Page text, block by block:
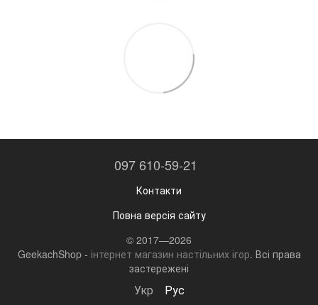
097 610-59-21
Контакти
Повна версія сайту
© 2017—2026
GeekachShop - інтернет магазин настільних ігор. Всі права
застережені
Укр Рус